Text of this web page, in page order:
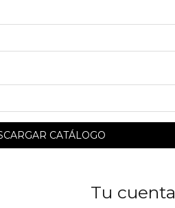
Tu cuenta